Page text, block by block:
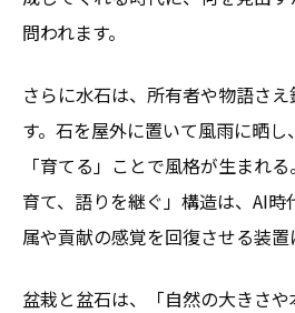
問われます。
さらに水石は、所有者や物語さ
す。石を屋外に置いて風雨に晒
「育てる」ことで風格が生まれ
育て、語りを継ぐ」構造は、AI
属や貢献の感覚を回復させる装置
盆栽と盆石は、「自然の大きさ